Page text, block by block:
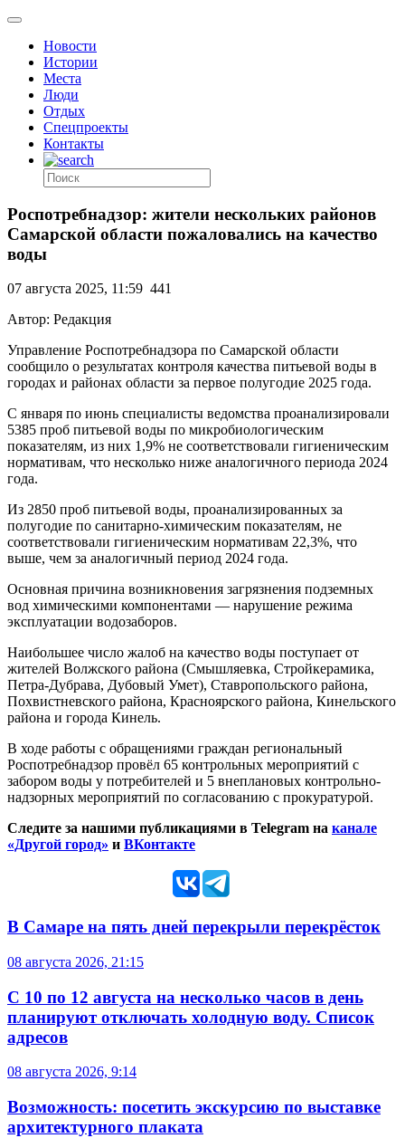
Новости
Истории
Места
Люди
Отдых
Спецпроекты
Контакты
Роспотребнадзор: жители нескольких районов
Самарской области пожаловались на качество
воды
07 августа 2025, 11:59 441
Автор: Редакция
Управление Роспотребнадзора по Самарской области
сообщило о результатах контроля качества питьевой воды в
городах и районах области за первое полугодие 2025 года.
С января по июнь специалисты ведомства проанализировали
5385 проб питьевой воды по микробиологическим
показателям, из них 1,9% не соответствовали гигиеническим
нормативам, что несколько ниже аналогичного периода 2024
года.
Из 2850 проб питьевой воды, проанализированных за
полугодие по санитарно-химическим показателям, не
соответствовали гигиеническим нормативам 22,3%, что
выше, чем за аналогичный период 2024 года.
Основная причина возникновения загрязнения подземных
вод химическими компонентами — нарушение режима
эксплуатации водозаборов.
Наибольшее число жалоб на качество воды поступает от
жителей Волжского района (Смышляевка, Стройкерамика,
Петра-Дубрава, Дубовый Умет), Ставропольского района,
Похвистневского района, Красноярского района, Кинельского
района и города Кинель.
В ходе работы с обращениями граждан региональный
Роспотребнадзор провёл 65 контрольных мероприятий с
забором воды у потребителей и 5 внеплановых контрольно-
надзорных мероприятий по согласованию с прокуратурой.
Следите за нашими публикациями в Telegram на канале
«Другой город» и ВКонтакте
В Самаре на пять дней перекрыли перекрёсток
08 августа 2026, 21:15
С 10 по 12 августа на несколько часов в день
планируют отключать холодную воду. Список
адресов
08 августа 2026, 9:14
Возможность: посетить экскурсию по выставке
архитектурного плаката